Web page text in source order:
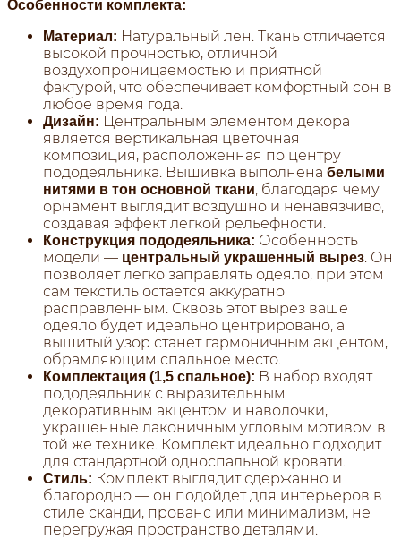
Особенности комплекта:
Материал: Натуральный лен. Ткань отличается
высокой прочностью, отличной
воздухопроницаемостью и приятной
фактурой, что обеспечивает комфортный сон в
любое время года.
Дизайн: Центральным элементом декора
является вертикальная цветочная
композиция, расположенная по центру
пододеяльника. Вышивка выполнена белыми
нитями в тон основной ткани, благодаря чему
орнамент выглядит воздушно и ненавязчиво,
создавая эффект легкой рельефности.
Конструкция пододеяльника: Особенность
модели — центральный украшенный вырез. Он
позволяет легко заправлять одеяло, при этом
сам текстиль остается аккуратно
расправленным. Сквозь этот вырез ваше
одеяло будет идеально центрировано, а
вышитый узор станет гармоничным акцентом,
обрамляющим спальное место.
Комплектация (1,5 спальное): В набор входят
пододеяльник с выразительным
декоративным акцентом и наволочки,
украшенные лаконичным угловым мотивом в
той же технике. Комплект идеально подходит
для стандартной односпальной кровати.
Стиль: Комплект выглядит сдержанно и
благородно — он подойдет для интерьеров в
стиле сканди, прованс или минимализм, не
перегружая пространство деталями.